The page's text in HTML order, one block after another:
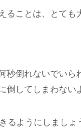
ることは、とても
秒倒れないでいら
倒してしまわない
るようにしましょ